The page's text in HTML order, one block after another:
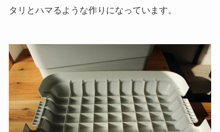
タリとハマるような作りになっています。